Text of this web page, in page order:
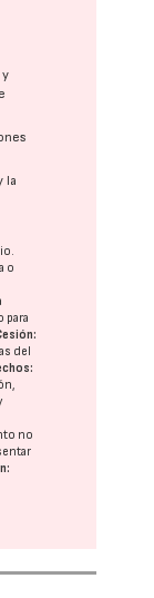
la
o
para
del
no